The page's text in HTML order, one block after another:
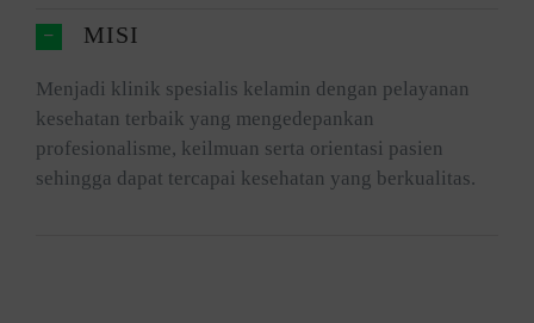
MISI
Menjadi klinik spesialis kelamin dengan pelayanan
kesehatan terbaik yang mengedepankan
profesionalisme, keilmuan serta orientasi pasien
sehingga dapat tercapai kesehatan yang berkualitas.